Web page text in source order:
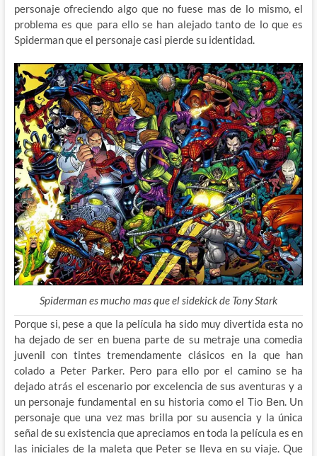
personaje ofreciendo algo que no fuese mas de lo mismo, el
problema es que para ello se han alejado tanto de lo que es
Spiderman que el personaje casi pierde su identidad.
Spiderman es mucho mas que el sidekick de Tony Stark
Porque si, pese a que la película ha sido muy divertida esta no
ha dejado de ser en buena parte de su metraje una comedia
juvenil con tintes tremendamente clásicos en la que han
colado a Peter Parker. Pero para ello por el camino se ha
dejado atrás el escenario por excelencia de sus aventuras y a
un personaje fundamental en su historia como el Tio Ben. Un
personaje que una vez mas brilla por su ausencia y la única
señal de su existencia que apreciamos en toda la película es en
las iniciales de la maleta que Peter se lleva en su viaje. Que